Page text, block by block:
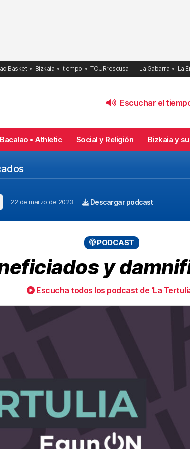
Basket Bizkaia tiempo TOURrescusa La Gabarra La
Escuchar el
Bacalao • Athletic Social y Religión Bizkaia y
22 de marzo de 2023 Descargar podcast
PODCAST
y
Escucha todos los podcast de ‘La